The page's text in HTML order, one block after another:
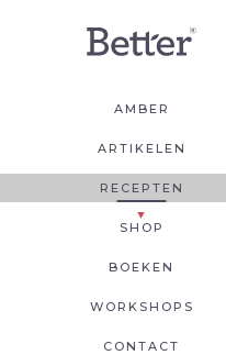
AMBER
ARTIKELEN
RECEPTEN
SHOP
BOEKEN
WORKSHOPS
CONTACT